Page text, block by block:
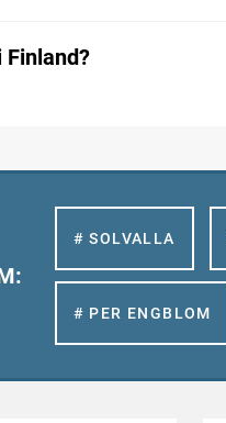
Finland?
# SOLVALLA
# PER ENGBLOM